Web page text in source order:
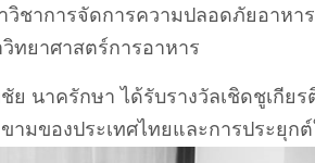
าการจัดการความปลอดภัยอาหาร
ยาศาสตร์การอาหาร
นาครักษา ได้รับรางวัลเชิดชูเกีย
มของประเทศไทยและการประยุกต์